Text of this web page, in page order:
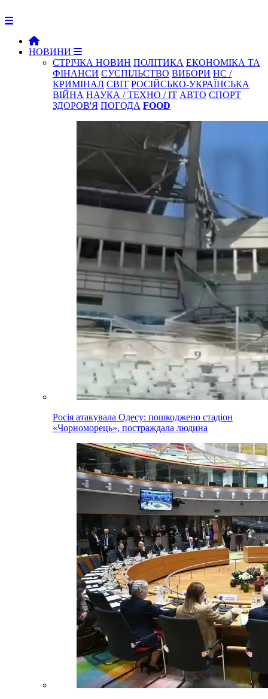
НОВИНИ
СТРІЧКА НОВИН ПОЛІТИКА ЕКОНОМІКА ТА
ФІНАНСИ СУСПІЛЬСТВО ВИБОРИ НС /
КРИМІНАЛ СВІТ РОСІЙСЬКО-УКРАЇНСЬКА
ВІЙНА НАУКА / ТЕХНО / IT АВТО СПОРТ
ЗДОРОВ'Я ПОГОДА FOOD
Росія атакувала Одесу: пошкоджено стадіон
«Чорноморець», постраждала людина